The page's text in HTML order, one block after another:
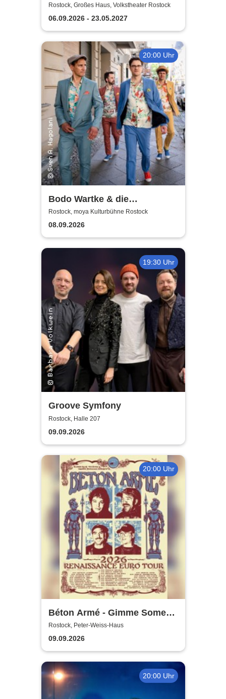
Volkstheater Rostock
Rostock, Großes Haus, Volkstheater Rostock
06.09.2026 - 23.05.2027
20:00 Uhr
Bodo Wartke & die
SchönenGutenA-Band - In
guter Begleitung
Rostock, moya Kulturbühne Rostock
08.09.2026
19:30 Uhr
Groove Symfony
Rostock, Halle 207
09.09.2026
20:00 Uhr
Béton Armé - Gimme Some
Action presents
Rostock, Peter-Weiss-Haus
09.09.2026
20:00 Uhr